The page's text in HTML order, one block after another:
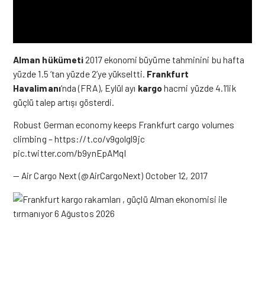
Alman hükümeti 2017 ekonomi büyüme tahminini bu hafta
yüzde 1.5 ‘tan yüzde 2’ye yükseltti. Frankfurt
Havalimanı‘nda (FRA), Eylül ayı kargohacmi yüzde 4.1’lik
güçlü talep artışı gösterdi.
Robust German economy keeps Frankfurt cargo volumes
climbing –https://t.co/v9golgl9jc
pic.twitter.com/b9ynEpAMqI
— Air Cargo Next (@AirCargoNext) October 12, 2017